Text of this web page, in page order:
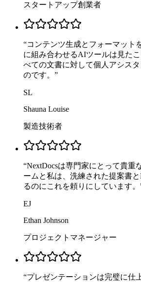
スタートアップ創業者
“コンテンツ生成とフォーマット
に組み合わせるAIツールは見た
べての文書に対して個人アシス
のです。 ”
SL
Shauna Louise
製造技術者
“NextDocsは専門家にとって貴重
ームと私は、洗練された提案書
るのにこれを頼りにしています。
EJ
Ethan Johnson
プロジェクトマネージャー
“プレゼンテーションは完璧に仕